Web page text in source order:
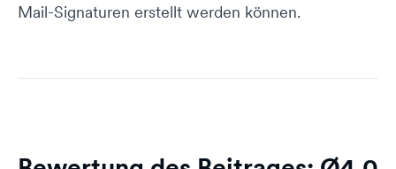
Mail-Signaturen erstellt werden können.